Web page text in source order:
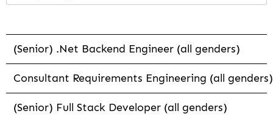
(Senior) .Net Backend Engineer (all genders)
Consultant Requirements Engineering (all genders)
(Senior) Full Stack Developer (all genders)